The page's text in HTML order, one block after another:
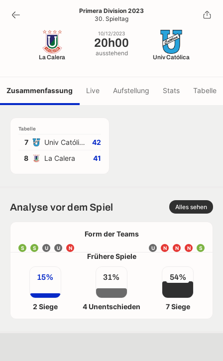
20h00
10/12/2023
Primera Division 2023
30. Spieltag
La Calera
10/12/2023
20h00
ausstehend
Univ Católica
Zusammenfassung Live Aufstellung Stats Tabelle
Tabelle
7 Univ Católica
42
8
La Calera 41
Analyse vor dem Spiel Alles sehen
Form der Teams
S S U U N S
N
N
N
U
Frühere Spiele
15%
2 Siege
31%
4 Unentschieden
54%
7 Siege